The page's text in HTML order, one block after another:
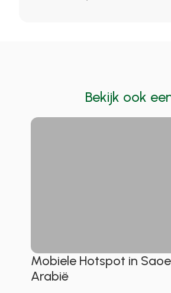
Bekijk ook
Mobiele Hotspot in
Arabië